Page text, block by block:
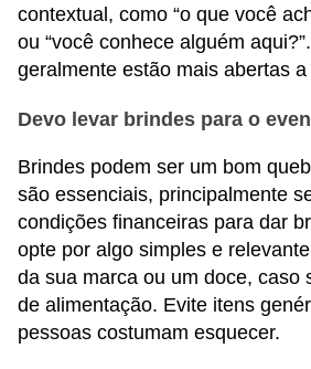
contextual, como “o que você
ou “você conhece alguém
geralmente estão mais abertas a
Devo levar brindes para o
Brindes podem ser um bom
são essenciais, principalmente
condições financeiras para dar
opte por algo simples e
da sua marca ou um doce, caso
de alimentação. Evite itens
pessoas costumam esquecer.